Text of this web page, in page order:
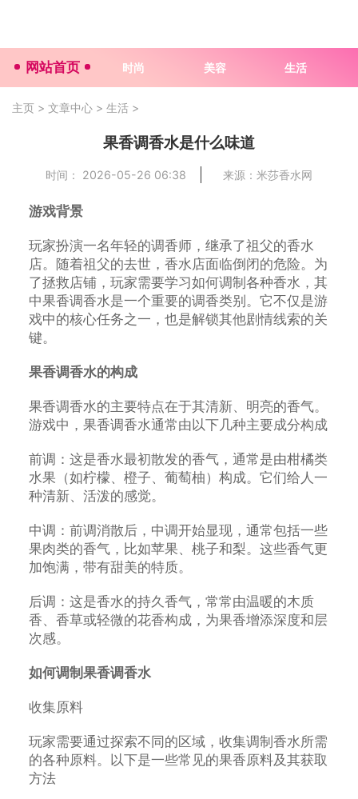
网站首页 时尚 美容 生活
主页 > 文章中心 > 生活 >
果香调香水是什么味道
时间： 2026-05-26 06:38 来源：米莎香水网
游戏背景
玩家扮演一名年轻的调香师，继承了祖父的香水
店。随着祖父的去世，香水店面临倒闭的危险。为
了拯救店铺，玩家需要学习如何调制各种香水，其
中果香调香水是一个重要的调香类别。它不仅是游
戏中的核心任务之一，也是解锁其他剧情线索的关
键。
果香调香水的构成
果香调香水的主要特点在于其清新、明亮的香气。
游戏中，果香调香水通常由以下几种主要成分构成
前调：这是香水最初散发的香气，通常是由柑橘类
水果（如柠檬、橙子、葡萄柚）构成。它们给人一
种清新、活泼的感觉。
中调：前调消散后，中调开始显现，通常包括一些
果肉类的香气，比如苹果、桃子和梨。这些香气更
加饱满，带有甜美的特质。
后调：这是香水的持久香气，常常由温暖的木质
香、香草或轻微的花香构成，为果香增添深度和层
次感。
如何调制果香调香水
收集原料
玩家需要通过探索不同的区域，收集调制香水所需
的各种原料。以下是一些常见的果香原料及其获取
方法